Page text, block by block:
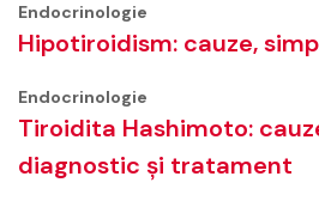
Endocrinologie
Hipotiroidism: cauze,
Endocrinologie
Tiroidita Hashimoto:
diagnostic și tratament